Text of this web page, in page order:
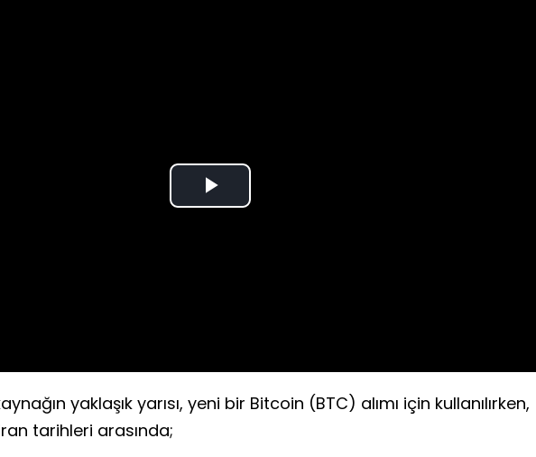
Play
yaklaşık yarısı, yeni bir Bitcoin (BTC) alımı için kullanılırken,
tarihleri arasında;